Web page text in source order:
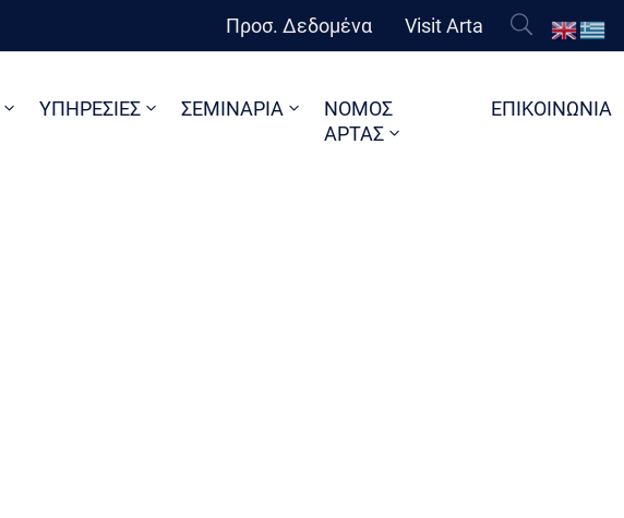
Προσ. Δεδομένα Visit Arta
ΥΠΗΡΕΣΙΕΣ ΣΕΜΙΝΑΡΙΑ
ΝΟΜΟΣ
ΑΡΤΑΣ
ΕΠΙΚΟΙΝΩΝΙΑ